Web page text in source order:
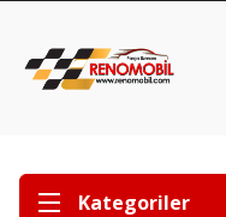
Kategoriler